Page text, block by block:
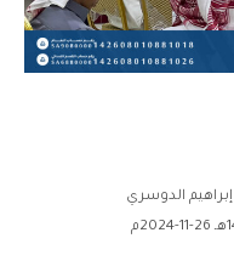
إبراهيم الدوسري